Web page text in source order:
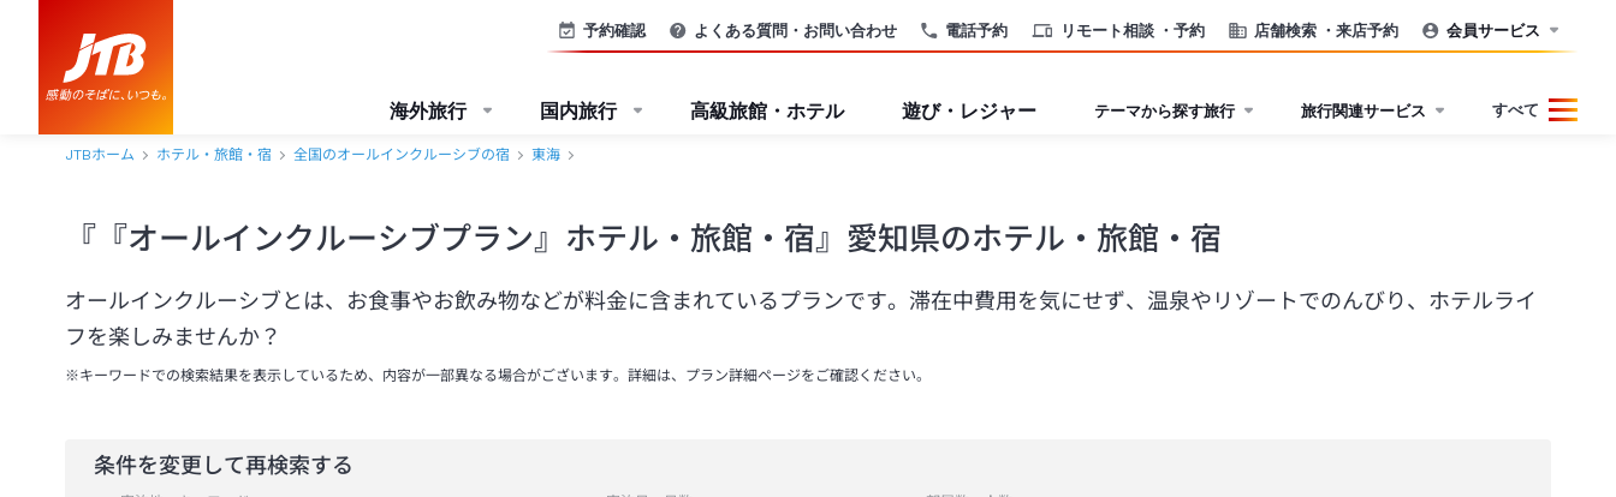
電話予約 リモート相談 ・予約 店舗検索 ・来店予約
予約確認 よくある質問・お問い合わせ 会員サービス
海外旅行 国内旅行 高級旅館・ホテル 遊び・レジャー テーマから探す旅行 旅行関連サービス すべて
JTBホーム ホテル・旅館・宿 全国のオールインクルーシブの宿 東海
『『オールインクルーシブプラン』ホテル・旅館・宿』愛知県のホテル・旅館・宿
オールインクルーシブとは、お食事やお飲み物などが料金に含まれているプランです。滞在中費用を気にせず、温泉やリゾートでのんびり、ホテルライ
フを楽しみませんか？
※キーワードでの検索結果を表示しているため、内容が一部異なる場合がございます。詳細は、プラン詳細ページをご確認ください。
条件を変更して再検索する